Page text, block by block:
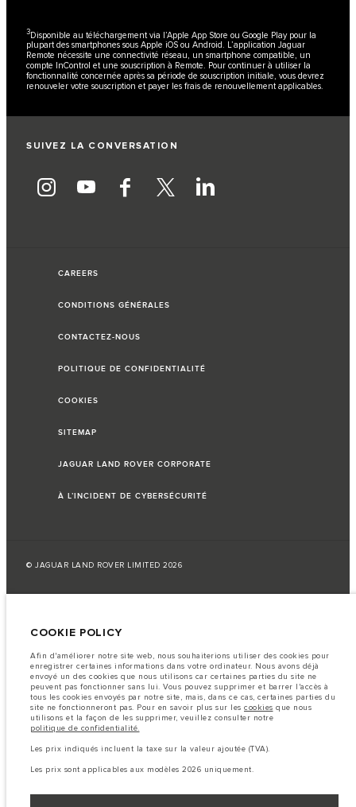
3Disponible au téléchargement via l’Apple App Store ou Google Play pour la
plupart des smartphones sous Apple iOS ou Android. L’application Jaguar
Remote nécessite une connectivité réseau, un smartphone compatible, un
compte InControl et une souscription à Remote. Pour continuer à utiliser la
fonctionnalité concernée après sa période de souscription initiale, vous devrez
renouveler votre souscription et payer les frais de renouvellement applicables.
SUIVEZ LA CONVERSATION
CAREERS
CONDITIONS GÉNÉRALES
CONTACTEZ-NOUS
POLITIQUE DE CONFIDENTIALITÉ
COOKIES
SITEMAP
JAGUAR LAND ROVER CORPORATE
À L’INCIDENT DE CYBERSÉCURITÉ
© JAGUAR LAND ROVER LIMITED 2026
Les données, les caractéristiques techniques et les couleurs publiées sur le
de prix. Veuillez consulter votre concessionnaire pour des informations sur
la disponibilité et les prix.
Remarque importante sur les images et les spécifications.
La
pénurie mondiale de semi-conducteurs affecte actuellement les
spécifications de construction des véhicules, la disponibilité des options et
les délais de construction. Cette situation s’avère très fluctuante, et par
conséquent, les images utilisées actuellement sur le site Web peuvent ne pas
refléter entièrement les spécifications actuelles en ce qui concerne les
caractéristiques, les options, les finitions et les combinaisons de couleurs.
Veuillez consulter votre concessionnaire pour avoir confirmation des
restrictions actuelles et faire un choix éclairé
conformément å la législation européenne en vigueur. La consommation
COOKIE POLICY
Afin d'améliorer notre site web, nous souhaiterions utiliser des cookies pour
enregistrer certaines informations dans votre ordinateur. Nous avons déjà
envoyé un des cookies que nous utilisons car certaines parties du site ne
peuvent pas fonctionner sans lui. Vous pouvez supprimer et barrer l'accès à
tous les cookies envoyés par notre site, mais, dans ce cas, certaines parties du
site ne fonctionneront pas. Pour en savoir plus sur les cookies que nous
utilisons et la façon de les supprimer, veuillez consulter notre
politique de confidentialité.
Les prix indiqués incluent la taxe sur la valeur ajoutée (TVA).
Les prix sont applicables aux modèles 2026 uniquement.